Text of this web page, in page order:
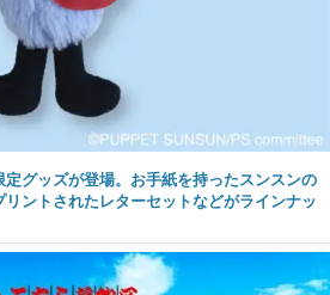
グッズが登場。お手紙を持ったスンスンの
ントされたレターセットなどがラインナッ